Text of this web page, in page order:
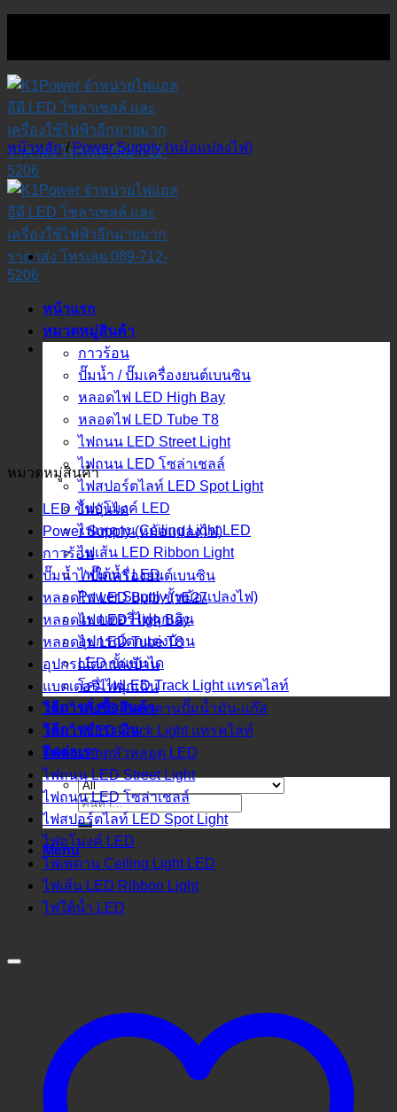
หน้าแรก
หมวดหมู่สินค้า
กาวร้อน
ปั๊มน้ำ / ปั๊มเครื่องยนต์เบนซิน
หลอดไฟ LED High Bay
หลอดไฟ LED Tube T8
ไฟถนน LED Street Light
ไฟถนน LED โซล่าเชลล์
ไฟสปอร์ตไลท์ LED Spot Light
ไฟอุโมงค์ LED
ไฟเพดาน Ceiling Light LED
ไฟเส้น LED Ribbon Light
ไฟใต้น้ำ LED
Power Supply (หม้อแปลงไฟ)
แบตเตอรี่ไฟฉุกเฉิน
อุปกรณ์ตกแต่งบ้าน
LED ขั้นบันได
โคมไฟLED Track Light แทรคไลท์
วิธีการสั่งซื้อสินค้า
วิธีการชำระเงิน
ติดต่อเรา
ค้นหา:
Menu
หน้าหลัก / Power Supply (หม้อแปลงไฟ)
หมวดหมู่สินค้า
LED ขั้นบันได
Power Supply (หม้อแปลงไฟ)
กาวร้อน
ปั๊มน้ำ / ปั๊มเครื่องยนต์เบนซิน
หลอดไฟ LED Bulb ขั้วE27
หลอดไฟ LED High Bay
หลอดไฟ LED Tube T8
อุปกรณ์ตกแต่งบ้าน
แบตเตอรี่ไฟฉุกเฉิน
โคมไฟ LED ติดเพดานปั๊มน้ำมัน-แก๊ส
โคมไฟLED Track Light แทรคไลท์
ไฟฉายคาดหัวหลอด LED
ไฟถนน LED Street Light
ไฟถนน LED โซล่าเชลล์
ไฟสปอร์ตไลท์ LED Spot Light
ไฟอุโมงค์ LED
ไฟเพดาน Ceiling Light LED
ไฟเส้น LED Ribbon Light
ไฟใต้น้ำ LED